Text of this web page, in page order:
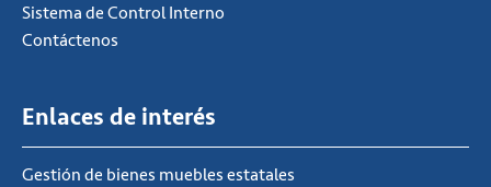
Sistema de Control Interno
Contáctenos
Enlaces de interés
Gestión de bienes muebles estatales